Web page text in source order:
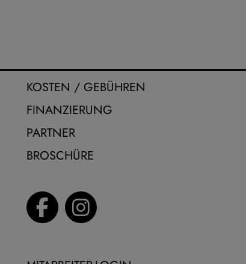
KOSTEN / GEBÜHREN
FINANZIERUNG
PARTNER
BROSCHÜRE